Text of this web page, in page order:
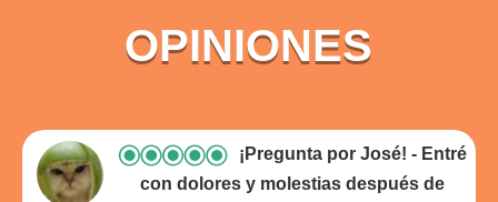
OPINIONES
¡Pregunta por José!
Entré
con dolores y molestias después de